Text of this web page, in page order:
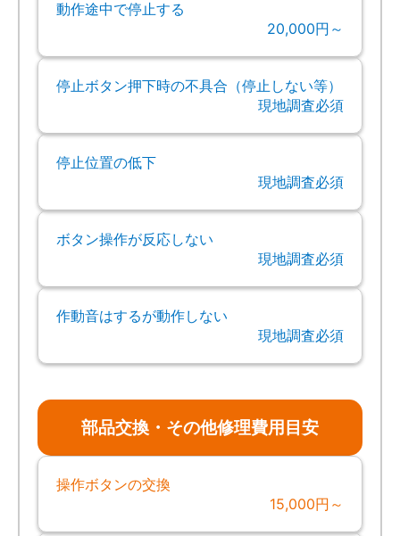
動作途中で停止する
20,000円～
停止ボタン押下時の不具合（停止しない等）
現地調査必須
停止位置の低下
現地調査必須
ボタン操作が反応しない
現地調査必須
作動音はするが動作しない
現地調査必須
部品交換・その他修理費用目安
操作ボタンの交換
15,000円～